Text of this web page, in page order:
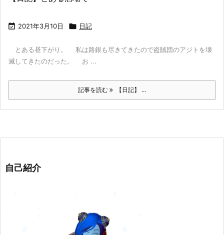
 2021年3月10日  日記
とある昼下がり。 私は路銀も尽きてきたので盗賊団のアジトを壊
滅してきたのだった。 お ...
記事を読む 【日記】 ...
自己紹介